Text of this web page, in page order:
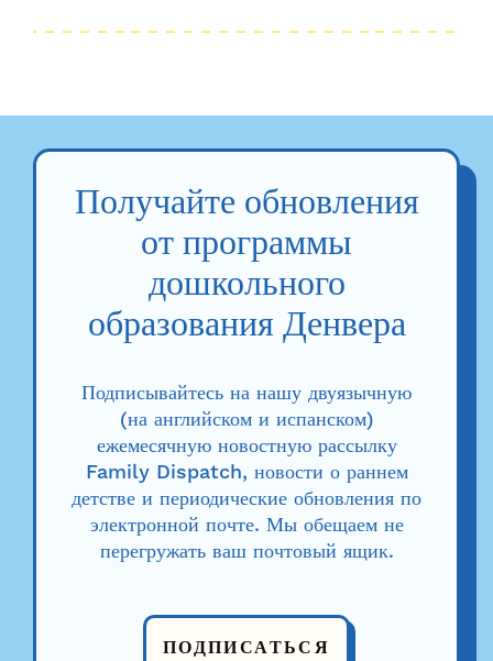
приводят к множеству положительных
Получайте обновления
от программы
дошкольного
образования Денвера
Подписывайтесь на нашу двуязычную
(на английском и испанском)
ежемесячную новостную рассылку
Family Dispatch, новости о раннем
детстве и периодические обновления по
электронной почте. Мы обещаем не
перегружать ваш почтовый ящик.
ПОДПИСАТЬСЯ